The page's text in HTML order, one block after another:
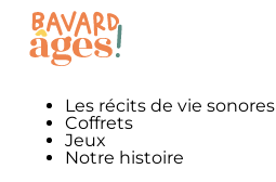
Les récits de vie sonores
Coffrets
Jeux
Notre histoire